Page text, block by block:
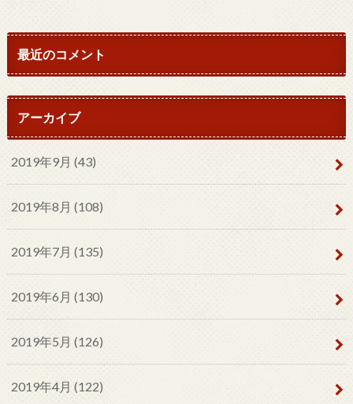
最近のコメント
アーカイブ
2019年9月 (43)
2019年8月 (108)
2019年7月 (135)
2019年6月 (130)
2019年5月 (126)
2019年4月 (122)